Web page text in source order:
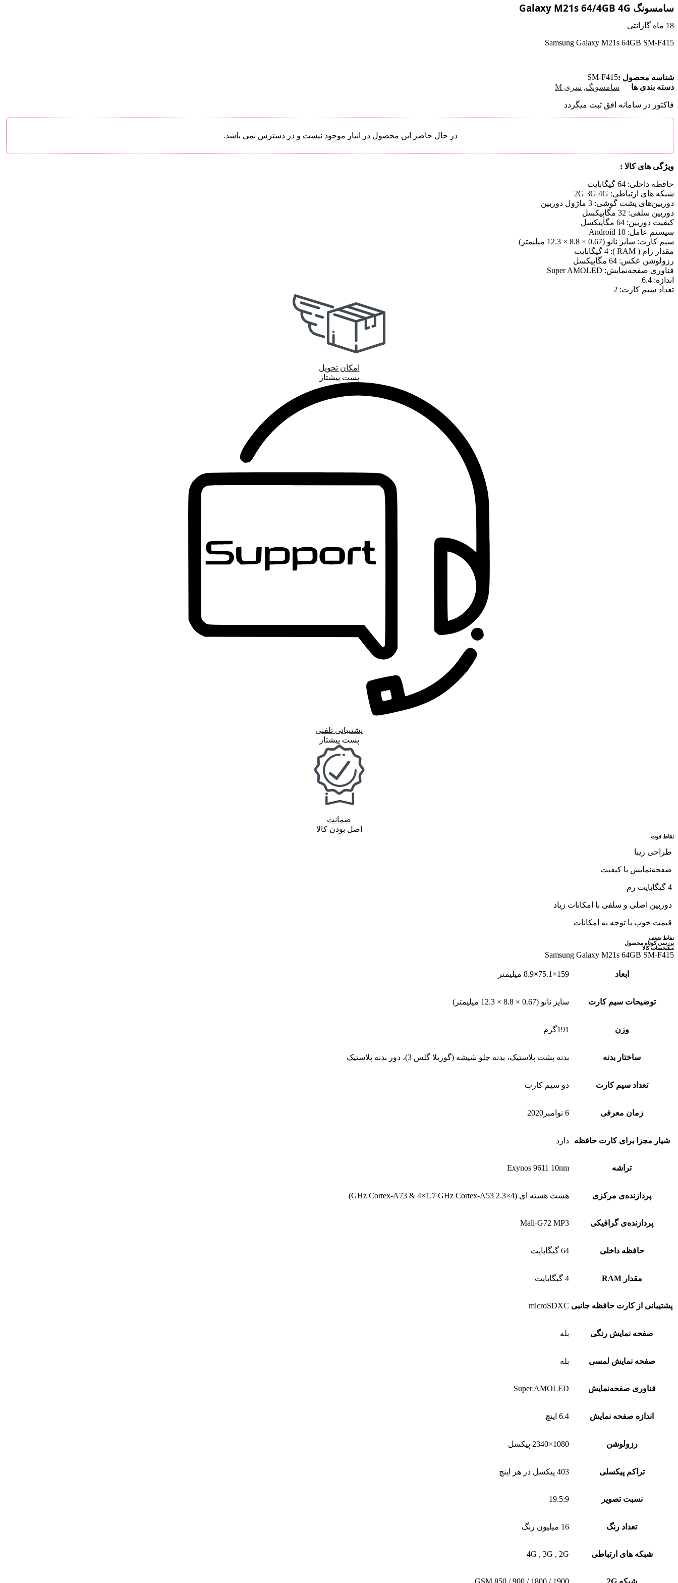
سامسونگ Galaxy M21s 64/4GB 4G
18 ماه گارانتی
Samsung Galaxy M21s 64GB SM-F415
شناسه محصول :SM-F415
دسته بندی ها
سامسونگ, سری M
فاکتور در سامانه افق ثبت میگردد
در حال حاضر این محصول در انبار موجود نیست و در دسترس نمی باشد.
ویژگی های کالا :
حافظه داخلی:
شبکه های ارتباطی:
دوربین‌های پشت گوشی:
دوربین سلفی:
کیفیت دوربین:
سیستم عامل:
سیم کارت: سایز نانو (0.67 × 8.8 × 12.3 میلیمتر)
مقدار رام ( RAM ):
رزولوشن عکس:
فناوری صفحه‌نمایش:
اندازه:
تعداد سیم کارت:
امکان تحویل
پست پیشتاز
پشتیبانی تلفنی
پست پیشتاز
ضمانت
اصل بودن کالا
نقاط قوت
طراحی زیبا
صفحه‌نمایش با کیفیت
دوربین اصلی و سلفی با امکانات زیاد
قیمت خوب با توجه به امکانات
نقاط ضعف
بررسی کوتاه محصول
مشخصات کالا
Samsung Galaxy M21s 64GB SM-F415
ابعاد 159×75.1×8.9 میلیمتر
توضیحات سیم کارت سایز نانو (0.67 × 8.8 × 12.3 میلیمتر)
وزن 191گرم
ساختار بدنه بدنه پشت پلاستیک، بدنه جلو شیشه (گوریلا گلس 3)، دور بدنه پلاستیک
تعداد سیم کارت دو سیم کارت
زمان معرفی 6 نوامبر2020
شیار مجزا برای کارت حافظه دارد
تراشه Exynos 9611 10nm
پردازنده‌ی مرکزی هشت هسته ای (4×2.3 GHz Cortex-A73 & 4×1.7 GHz Cortex-A53)
پردازنده‌ی گرافیکی Mali-G72 M‍P3
حافظه داخلی 64 گیگابایت
مقدار RAM 4 گیگابایت
پشتیبانی از کارت حافظه جانبی microSDXC
صفحه نمایش رنگی بله
صفحه نمایش لمسی بله
فناوری صفحه‌نمایش Super AMOLED
اندازه صفحه نمایش 6.4 اینچ
رزولوشن 1080×2340 پیکسل
تراکم پیکسلی 403 پیکسل در هر اینچ
نسبت تصویر 19.5:9
تعداد رنگ 16 میلیون رنگ
شبکه های ارتباطی 4G , 3G , 2G